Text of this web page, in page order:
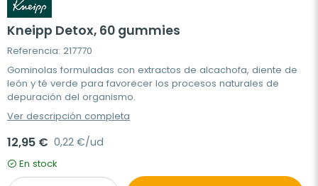
Kneipp Detox, 60 gummies
Referencia: 217770
Gominolas formuladas con extractos de alcachofa, diente de
león y té verde para favorecer los procesos naturales de
depuración del organismo.
Ver descripción completa
12,95 € 0,22 €/ud
En stock